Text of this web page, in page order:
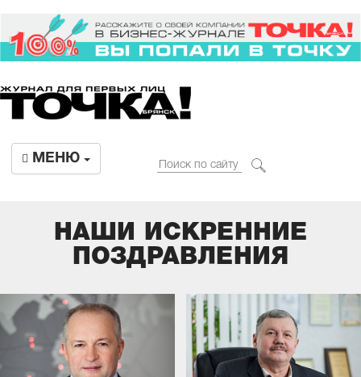
МЕНЮ
НАШИ ИСКРЕННИЕ
ПОЗДРАВЛЕНИЯ